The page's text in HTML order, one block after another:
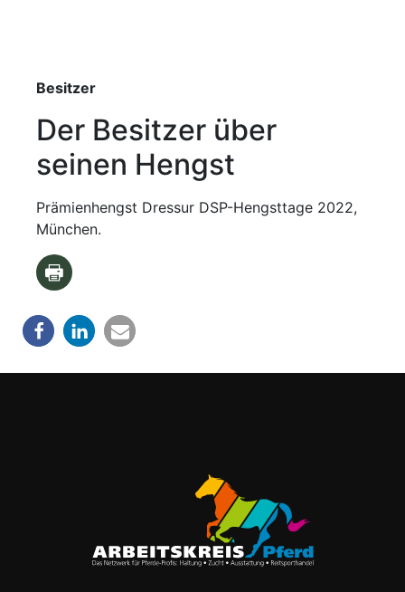
Besitzer
Der Besitzer über
seinen Hengst
Prämienhengst Dressur DSP-Hengsttage 2022,
München.